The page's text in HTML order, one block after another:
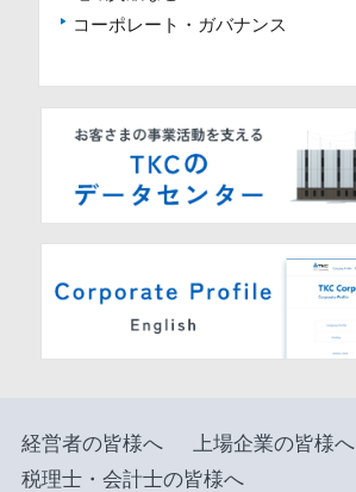
コーポレート・ガバナンス
経営者の皆様へ
上場企業の皆様へ
税理士・会計士の皆様へ